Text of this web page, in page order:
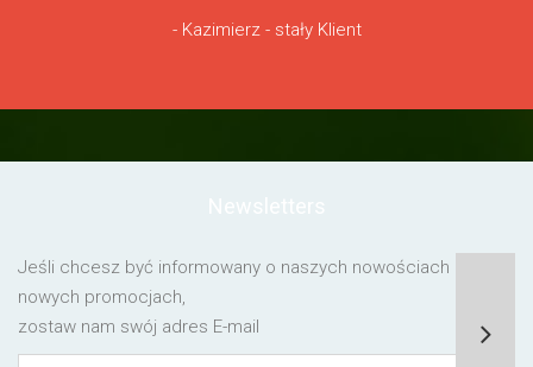
- Kazimierz - stały Klient
Jeśli chcesz być informowany o naszych nowościach lub o
nowych promocjach,
zostaw nam swój adres E-mail